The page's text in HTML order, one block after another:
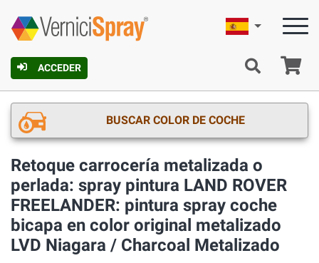
ACCEDER
Español
BUSCAR COLOR DE COCHE
Retoque carrocería metalizada o
perlada: spray pintura LAND ROVER
FREELANDER: pintura spray coche
bicapa en color original metalizado
LVD Niagara / Charcoal Metalizado